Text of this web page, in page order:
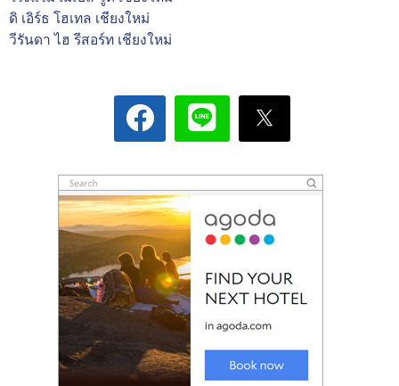
ดิ เอิร์ธ โฮเทล เชียงใหม่
วีรันดา ไฮ รีสอร์ท เชียงใหม่